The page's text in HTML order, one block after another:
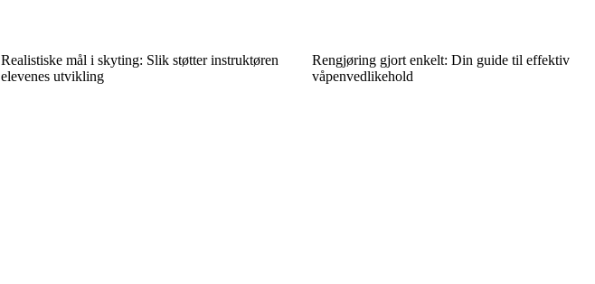
Realistiske mål i skyting: Slik støtter instruktøren
elevenes utvikling
Rengjøring gjort enkelt: Din guide til effektiv
våpenvedlikehold